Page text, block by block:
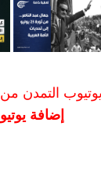
التمدن من
إضافة